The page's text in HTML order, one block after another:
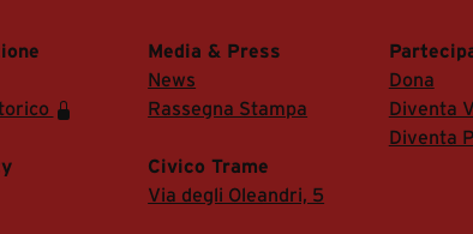
Media & Press
News
Rassegna Stampa
Dona
Diventa
Diventa
Civico Trame
Via degli Oleandri, 5